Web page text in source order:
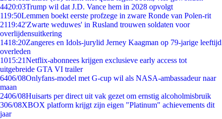
4420:03Trump wil dat J.D. Vance hem in 2028 opvolgt
119:50Lemmen boekt eerste profzege in zware Ronde van Polen-rit
2119:42'Zwarte weduwes' in Rusland trouwen soldaten voor
overlijdensuitkering
1418:20Zangeres en Idols-jurylid Jerney Kaagman op 79-jarige leeftijd
overleden
1015:21Netflix-abonnees krijgen exclusieve early access tot
uitgebreide GTA VI trailer
6406/08Onlyfans-model met G-cup wil als NASA-ambassadeur naar
maan
2406/08Huisarts per direct uit vak gezet om ernstig alcoholmisbruik
306/08XBOX platform krijgt zijn eigen "Platinum" achievements dit
jaar